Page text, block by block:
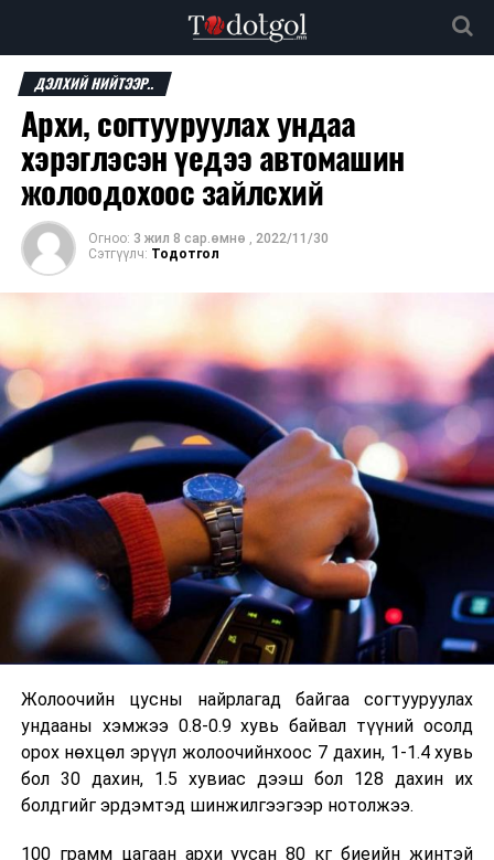
ДЭЛХИЙ НИЙТЭЭР..
Архи, согтууруулах ундаа
хэрэглэсэн үедээ автомашин
жолоодохоос зайлсхий
Огноо: 3 жил 8 сар.өмнө , 2022/11/30
Сэтгүүлч: Тодотгол
Жолоочийн цусны найрлагад байгаа согтууруулах
ундааны хэмжээ 0.8-0.9 хувь байвал түүний осолд
орох нөхцөл эрүүл жолоочийнхоос 7 дахин, 1-1.4 хувь
бол 30 дахин, 1.5 хувиас дээш бол 128 дахин их
болдгийг эрдэмтэд шинжилгээгээр нотолжээ.
100 грамм цагаан архи уусан 80 кг биеийн жинтэй